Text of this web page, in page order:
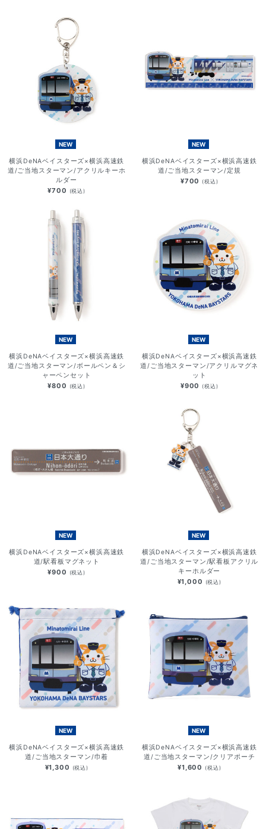
NEW
横浜DeNAベイスターズ×横浜高速鉄
道/ご当地スターマン/アクリルキーホ
ルダー
¥700 (税込)
NEW
横浜DeNAベイスターズ×横浜高速鉄
道/ご当地スターマン/定規
¥700 (税込)
NEW
横浜DeNAベイスターズ×横浜高速鉄
道/ご当地スターマン/ボールペン＆シ
ャーペンセット
¥800 (税込)
NEW
横浜DeNAベイスターズ×横浜高速鉄
道/ご当地スターマン/アクリルマグネ
ット
¥900 (税込)
NEW
横浜DeNAベイスターズ×横浜高速鉄
道/駅看板マグネット
¥900 (税込)
NEW
横浜DeNAベイスターズ×横浜高速鉄
道/ご当地スターマン/駅看板アクリル
キーホルダー
¥1,000 (税込)
NEW
横浜DeNAベイスターズ×横浜高速鉄
道/ご当地スターマン/巾着
¥1,300 (税込)
NEW
横浜DeNAベイスターズ×横浜高速鉄
道/ご当地スターマン/クリアポーチ
¥1,600 (税込)